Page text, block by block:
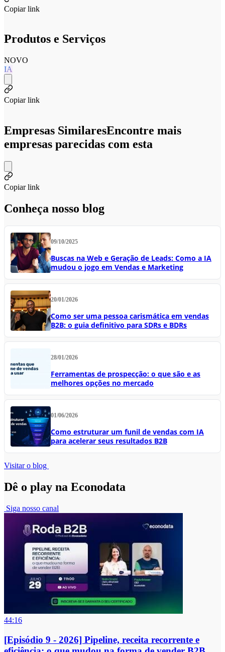
Copiar link
Produtos e Serviços
NOVO
IA
Copiar link
Empresas SimilaresEncontre mais
empresas parecidas com esta
Copiar link
Conheça nosso blog
09/10/2025
Buscas na Web e Geração de Leads: Como a IA
mudou o jogo em Vendas e Marketing
20/01/2026
Como ser uma pessoa carismática em vendas
B2B: o guia definitivo para SDRs e BDRs
28/01/2026
Ferramentas de prospecção: o que são e as
melhores opções no mercado
01/06/2026
Como estruturar um funil de vendas com IA
para acelerar seus resultados B2B
Visitar o blog
Dê o play na Econodata
Siga nosso canal
44:16
[Episódio 9 - 2026] Pipeline, receita recorrente e